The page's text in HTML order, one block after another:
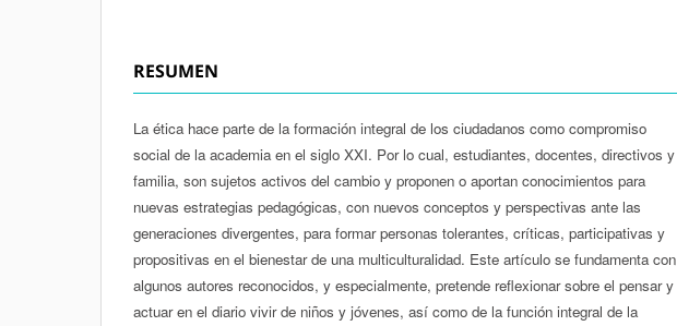
RESUMEN
La ética hace parte de la formación integral de los ciudadanos como compromiso
social de la academia en el siglo XXI. Por lo cual, estudiantes, docentes, directivos y
familia, son sujetos activos del cambio y proponen o aportan conocimientos para
nuevas estrategias pedagógicas, con nuevos conceptos y perspectivas ante las
generaciones divergentes, para formar personas tolerantes, críticas, participativas y
propositivas en el bienestar de una multiculturalidad. Este artículo se fundamenta con
algunos autores reconocidos, y especialmente, pretende reflexionar sobre el pensar y
actuar en el diario vivir de niños y jóvenes, así como de la función integral de la